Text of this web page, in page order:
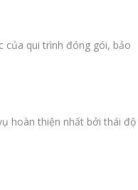
của qui trình đóng gói, bảo
hoàn thiện nhất bởi thái độ